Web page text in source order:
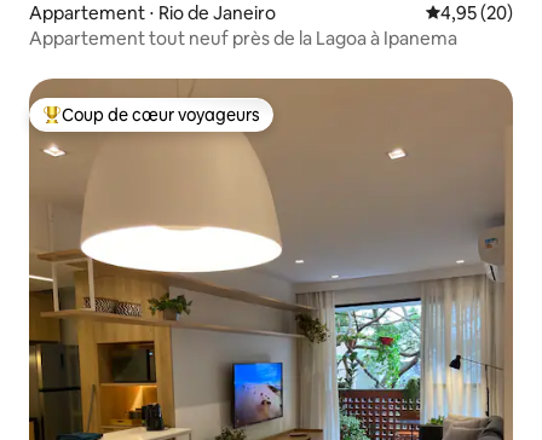
Appartement ⋅ Rio de Janeiro Évaluation
4,95 (20)
Appartement tout neuf près de la Lagoa à Ipanema
Coups de cœur voyageurs les plus appréciés
Coup de cœur voyageurs